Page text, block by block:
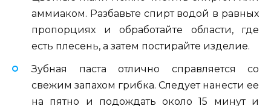
аммиаком. Разбавьте спирт водой в равных
пропорциях и обработайте области, где
есть плесень, а затем постирайте изделие.
Зубная паста отлично справляется со
свежим запахом грибка. Следует нанести ее
на пятно и подождать около 15 минут и